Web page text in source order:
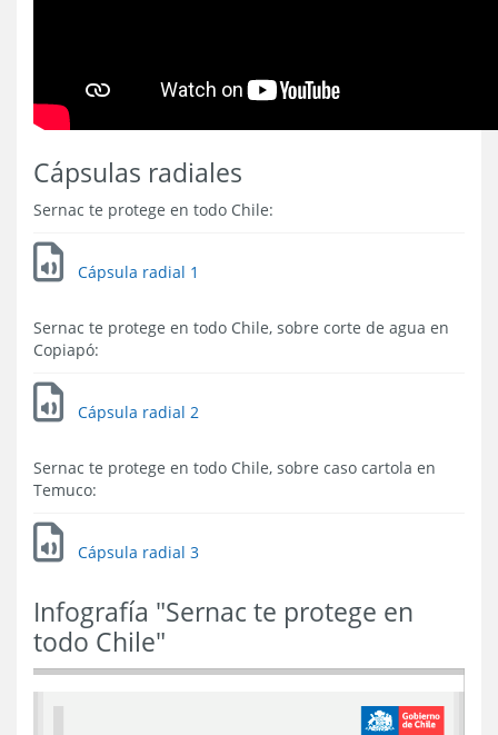
Cápsulas radiales
Sernac te protege en todo Chile:
Cápsula radial 1
Sernac te protege en todo Chile, sobre corte de agua en
Copiapó:
Cápsula radial 2
Sernac te protege en todo Chile, sobre caso cartola en
Temuco:
Cápsula radial 3
Infografía "Sernac te protege en
todo Chile"